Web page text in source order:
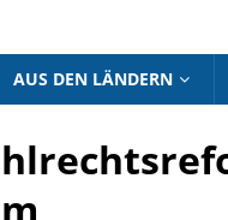
AUS DEN LÄNDERN